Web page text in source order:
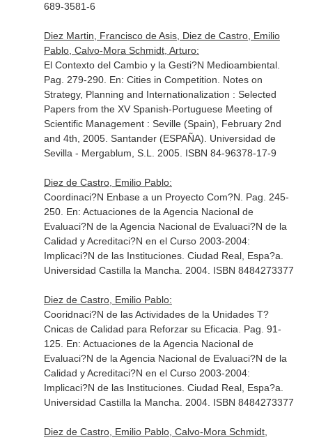
689-3581-6
Diez Martin, Francisco de Asis, Diez de Castro, Emilio
Pablo, Calvo-Mora Schmidt, Arturo:
El Contexto del Cambio y la Gesti?N Medioambiental.
Pag. 279-290. En: Cities in Competition. Notes on
Strategy, Planning and Internationalization : Selected
Papers from the XV Spanish-Portuguese Meeting of
Scientific Management : Seville (Spain), February 2nd
and 4th, 2005. Santander (ESPAÑA). Universidad de
Sevilla - Mergablum, S.L. 2005. ISBN 84-96378-17-9
Diez de Castro, Emilio Pablo:
Coordinaci?N Enbase a un Proyecto Com?N. Pag. 245-
250. En: Actuaciones de la Agencia Nacional de
Evaluaci?N de la Agencia Nacional de Evaluaci?N de la
Calidad y Acreditaci?N en el Curso 2003-2004:
Implicaci?N de las Instituciones. Ciudad Real, Espa?a.
Universidad Castilla la Mancha. 2004. ISBN 8484273377
Diez de Castro, Emilio Pablo:
Cooridnaci?N de las Actividades de la Unidades T?
Cnicas de Calidad para Reforzar su Eficacia. Pag. 91-
125. En: Actuaciones de la Agencia Nacional de
Evaluaci?N de la Agencia Nacional de Evaluaci?N de la
Calidad y Acreditaci?N en el Curso 2003-2004:
Implicaci?N de las Instituciones. Ciudad Real, Espa?a.
Universidad Castilla la Mancha. 2004. ISBN 8484273377
Diez de Castro, Emilio Pablo, Calvo-Mora Schmidt,